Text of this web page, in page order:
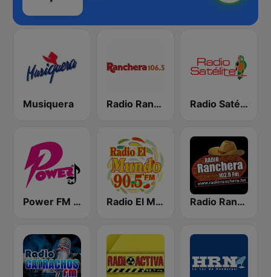
Musiquera Radio Ranchera El Salvador Radio Satélite
Power FM Honduras Radio El Mundo 90.5 FM Radio Ranchera Olanchito